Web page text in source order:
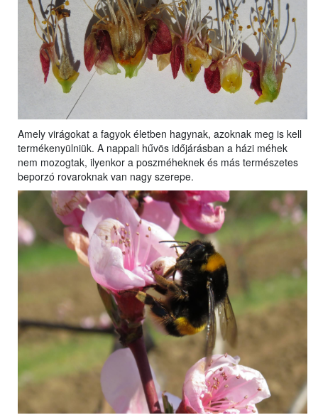
Amely virágokat a fagyok életben hagynak, azoknak meg is kell
termékenyülniük. A nappali hűvös időjárásban a házi méhek
nem mozogtak, ilyenkor a poszméheknek és más természetes
beporzó rovaroknak van nagy szerepe.